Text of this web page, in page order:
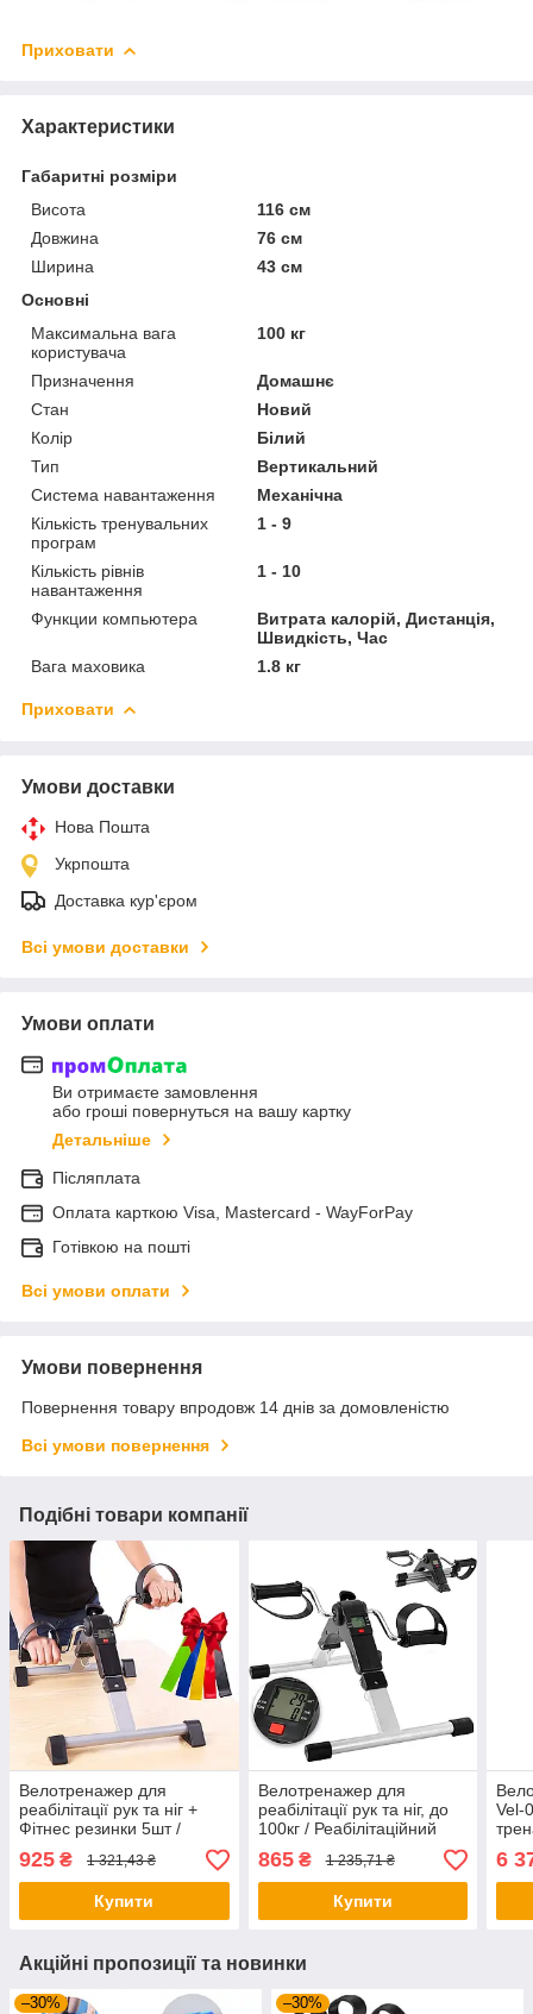
Приховати
Характеристики
Габаритні розміри
Висота
116 см
Довжина
76 см
Ширина
43 см
Основні
Максимальна вага
користувача
100 кг
Призначення
Домашнє
Стан
Новий
Колір
Білий
Тип
Вертикальний
Система навантаження
Механічна
Кількість тренувальних
програм
1 - 9
Кількість рівнів
навантаження
1 - 10
Функции компьютера
Витрата калорій, Дистанція,
Швидкість, Час
Вага маховика
1.8 кг
Приховати
Умови доставки
Нова Пошта
Укрпошта
Доставка кур'єром
Всі умови доставки
Умови оплати
Ви отримаєте замовлення
або гроші повернуться на вашу картку
Детальніше
Післяплата
Оплата карткою Visa, Mastercard - WayForPay
Готівкою на пошті
Всі умови оплати
Умови повернення
Повернення товару впродовж 14 днів за домовленістю
Всі умови повернення
Подібні товари компанії
Велотренажер для
реабілітації рук та ніг +
Фітнес резинки 5шт /
Реабілітаційний тренажер
925 ₴ 1 321,43 ₴
Купити
Велотренажер для
реабілітації рук та ніг, до
100кг / Реабілітаційний
Тренажер велосипед
865₴ 1 235,71 ₴
Купити
Vel-
6
Акційні пропозиції та новинки
–30% –30%